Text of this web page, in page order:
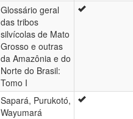
Glossário geral
das tribos
silvícolas de Mato
Grosso e outras
da Amazônia e do
Norte do Brasil:
Tomo I
Sapará, Purukotó,
Wayumará